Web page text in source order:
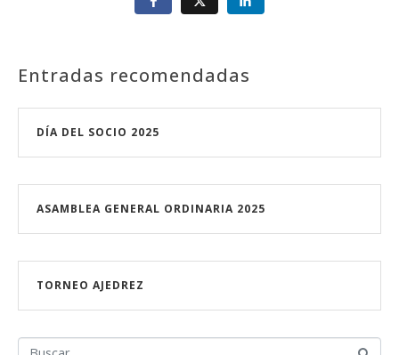
Entradas recomendadas
DÍA DEL SOCIO 2025
ASAMBLEA GENERAL ORDINARIA 2025
TORNEO AJEDREZ